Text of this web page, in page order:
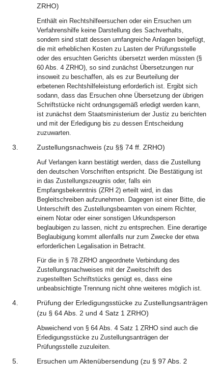
ZRHO)
Enthält ein Rechtshilfeersuchen oder ein Ersuchen um
Verfahrenshilfe keine Darstellung des Sachverhalts,
sondern sind statt dessen umfangreiche Anlagen beigefügt,
die mit erheblichen Kosten zu Lasten der Prüfungsstelle
oder des ersuchten Gerichts übersetzt werden müssten (§
60 Abs. 4 ZRHO), so sind zunächst Übersetzungen nur
insoweit zu beschaffen, als es zur Beurteilung der
erbetenen Rechtshilfeleistung erforderlich ist. Ergibt sich
sodann, dass das Ersuchen ohne Übersetzung der übrigen
Schriftstücke nicht ordnungsgemäß erledigt werden kann,
ist zunächst dem Staatsministerium der Justiz zu berichten
und mit der Erledigung bis zu dessen Entscheidung
zuzuwarten.
3. Zustellungsnachweis (zu §§ 74 ff. ZRHO)
Auf Verlangen kann bestätigt werden, dass die Zustellung
den deutschen Vorschriften entspricht. Die Bestätigung ist
in das Zustellungszeugnis oder, falls ein
Empfangsbekenntnis (ZRH 2) erteilt wird, in das
Begleitschreiben aufzunehmen. Dagegen ist einer Bitte, die
Unterschrift des Zustellungsbeamten von einem Richter,
einem Notar oder einer sonstigen Urkundsperson
beglaubigen zu lassen, nicht zu entsprechen. Eine derartige
Beglaubigung kommt allenfalls nur zum Zwecke der etwa
erforderlichen Legalisation in Betracht.
Für die in § 78 ZRHO angeordnete Verbindung des
Zustellungsnachweises mit der Zweitschrift des
zugestellten Schriftstücks genügt es, dass eine
unbeabsichtigte Trennung nicht ohne weiteres möglich ist.
4.
Prüfung der Erledigungsstücke zu Zustellungsanträgen
(zu § 64 Abs. 2 und 4 Satz 1 ZRHO)
Abweichend von § 64 Abs. 4 Satz 1 ZRHO sind auch die
Erledigungsstücke zu Zustellungsanträgen der
Prüfungsstelle zuzuleiten.
5.
Ersuchen um Aktenübersendung (zu § 97 Abs. 2